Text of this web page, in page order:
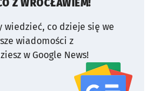
Z WROCŁAWIEM!
wiedzieć, co dzieje się we
wiadomości z
w Google News!